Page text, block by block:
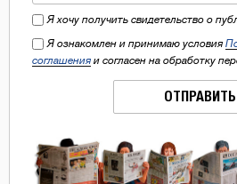
Я хочу получить свидетельство о
Я ознакомлен и принимаю условия
соглашения и согласен на обработку
ОТПРАВИТЬ